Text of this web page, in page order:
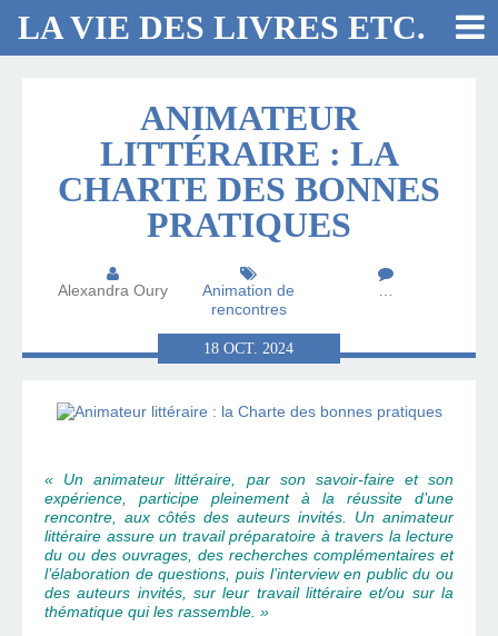
LA VIE DES LIVRES ETC.
ANIMATEUR
LITTÉRAIRE : LA
CHARTE DES BONNES
PRATIQUES
Alexandra Oury
Animation de
rencontres
…
18OCT.2024
« Un animateur littéraire, par son savoir-faire et son
expérience, participe pleinement à la réussite d’une
rencontre, aux côtés des auteurs invités. Un animateur
littéraire assure un travail préparatoire à travers la lecture
du ou des ouvrages, des recherches complémentaires et
l’élaboration de questions, puis l’interview en public du ou
des auteurs invités, sur leur travail littéraire et/ou sur la
thématique qui les rassemble. »